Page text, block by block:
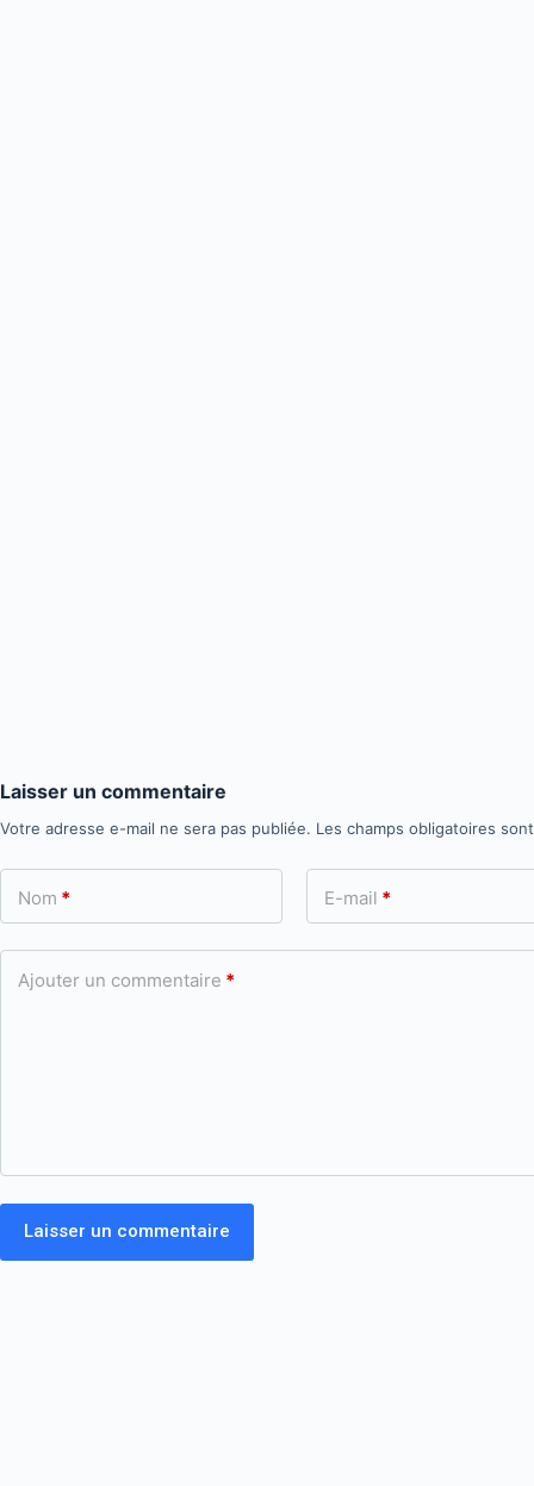
Laisser un commentaire
Votre adresse e-mail ne sera pas publiée. Les champs obligatoires
Nom * E-mail *
Ajouter un commentaire *
Laisser un commentaire